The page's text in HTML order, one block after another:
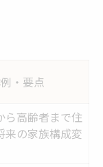
介
る方法
現する方法
一覧
・要点
ら高齢者まで住
来の家族構成変